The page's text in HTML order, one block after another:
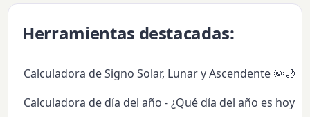
Herramientas destacadas:
Calculadora de Signo Solar, Lunar y Ascendente 🌞🌙✨
Calculadora de día del año - ¿Qué día del año es hoy?